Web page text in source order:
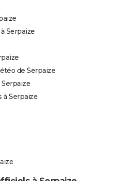
Serpaize
de Serpaize
à Serpaize